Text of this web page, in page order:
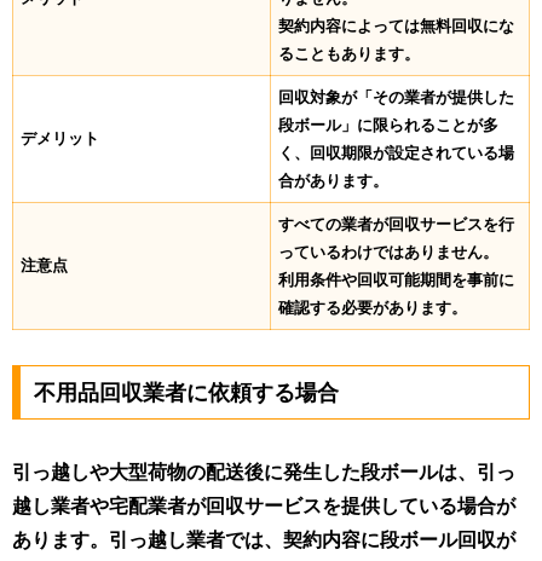
契約内容によっては無料回収にな
ることもあります。
デメリット
回収対象が「その業者が提供した
段ボール」に限られることが多
く、回収期限が設定されている場
合があります。
注意点
すべての業者が回収サービスを行
っているわけではありません。
利用条件や回収可能期間を事前に
確認する必要があります。
不用品回収業者に依頼する場合
引っ越しや大型荷物の配送後に発生した段ボールは、引っ
越し業者や宅配業者が回収サービスを提供している場合が
あります。引っ越し業者では、契約内容に段ボール回収が